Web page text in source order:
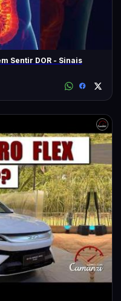
Sentir DOR - Sinais